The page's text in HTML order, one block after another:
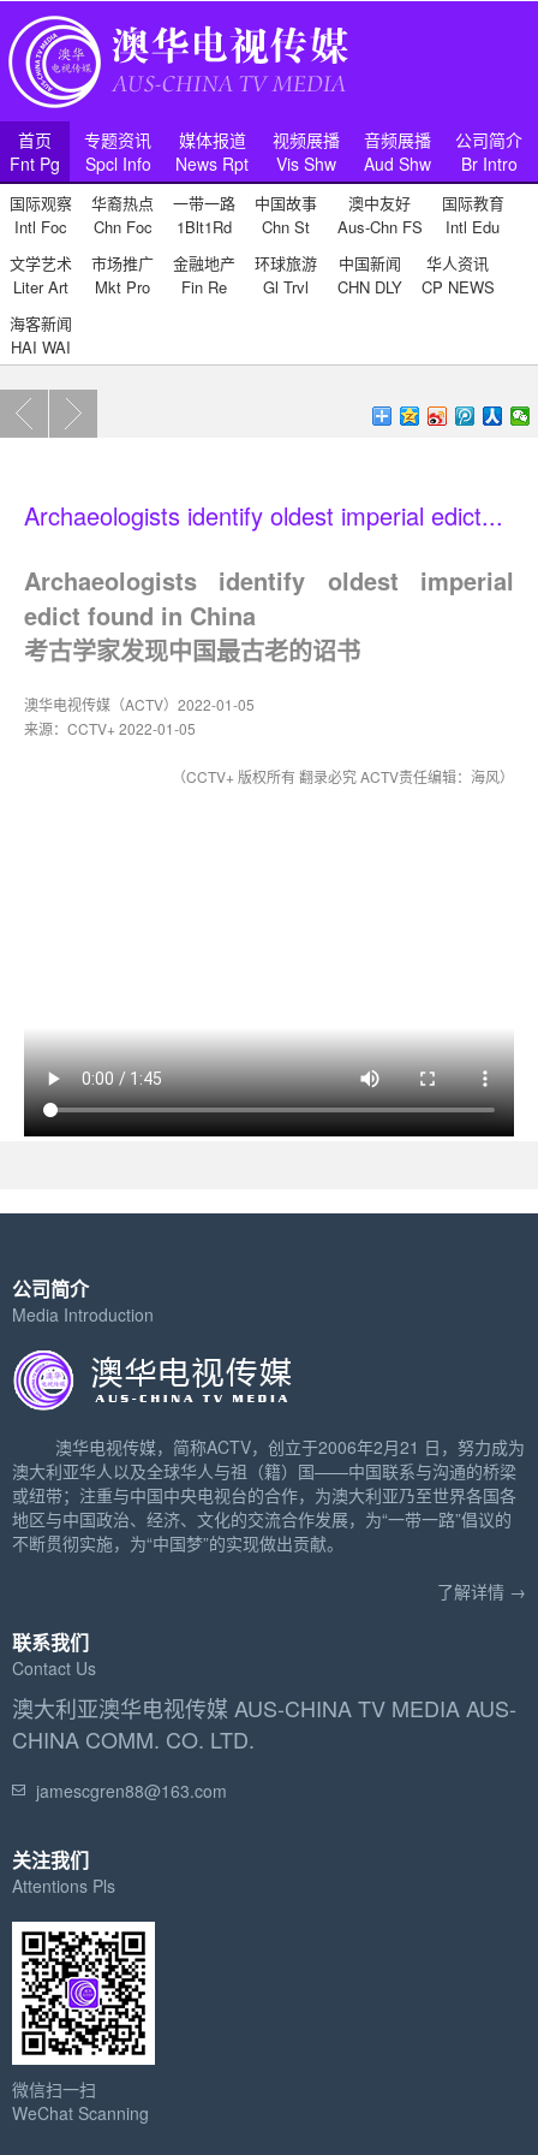
首页
Fnt Pg
专题资讯
Spcl Info
媒体报道
News Rpt
视频展播
Vis Shw
音频展播
Aud Shw
公司简介
Br Intro
国际观察
Intl Foc
华裔热点
Chn Foc
一带一路
1Blt1Rd
中国故事
Chn St
澳中友好
Aus-Chn FS
国际教育
Intl Edu
文学艺术
Liter Art
市场推广
Mkt Pro
金融地产
Fin Re
环球旅游
Gl Trvl
中国新闻
CHN DLY
华人资讯
CP NEWS
海客新闻
HAI WAI
Archaeologists identify oldest imperial edict...
Archaeologists identify oldest imperial
edict found in China
考古学家发现中国最古老的诏书
澳华电视传媒（ACTV）2022-01-05
来源：CCTV+ 2022-01-05
（CCTV+ 版权所有 翻录必究 ACTV责任编辑：海风）
公司简介
Media Introduction
澳华电视传媒，简称ACTV，创立于2006年2月21 日，努力成为
澳大利亚华人以及全球华人与祖（籍）国——中国联系与沟通的桥梁
或纽带；注重与中国中央电视台的合作，为澳大利亚乃至世界各国各
地区与中国政治、经济、文化的交流合作发展，为“一带一路”倡议的
不断贯彻实施，为“中国梦”的实现做出贡献。
了解详情 →
联系我们
Contact Us
澳大利亚澳华电视传媒 AUS-CHINA TV MEDIA AUS-
CHINA COMM. CO. LTD.
jamescgren88@163.com
关注我们
Attentions Pls
微信扫一扫
WeChat Scanning